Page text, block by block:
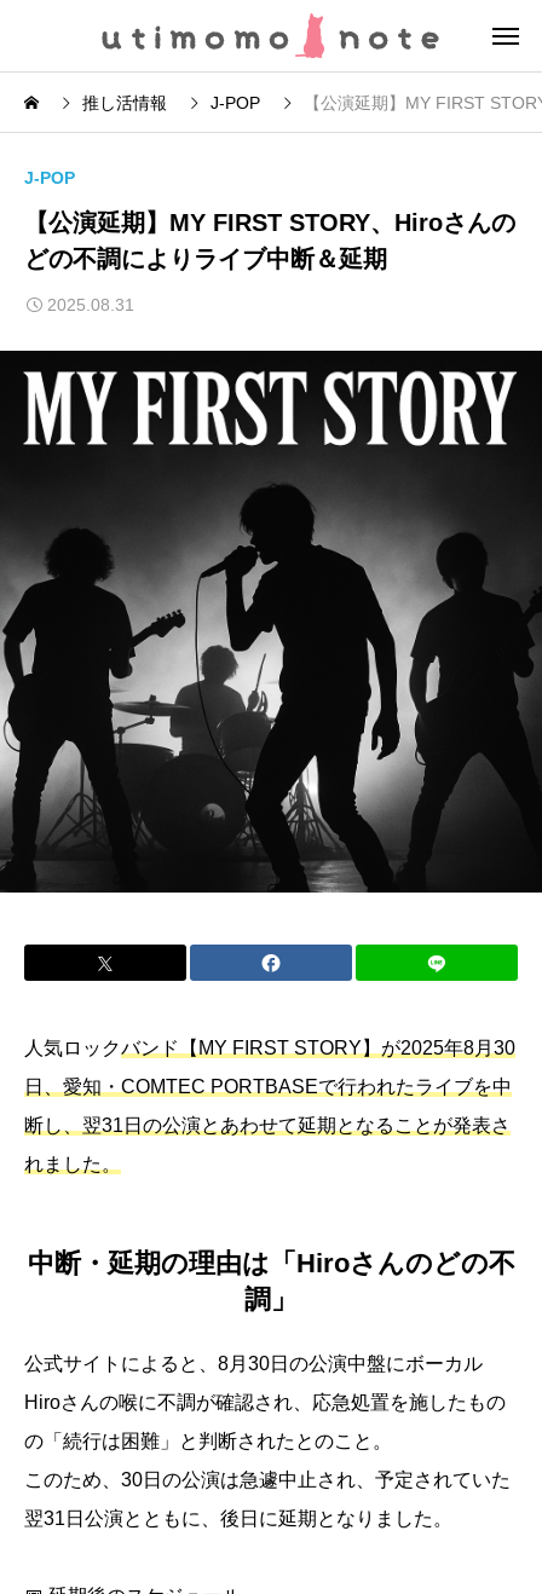
推し活情報 J-POP 【公演延期】MY FIRST
J-POP
【公演延期】MY FIRST STORY、Hiroさんの
どの不調によりライブ中断＆延期
2025.08.31
人気ロックバンド【MY FIRST STORY】が2025年8月30
日、愛知・COMTEC PORTBASEで行われたライブを中
断し、翌31日の公演とあわせて延期となることが発表さ
れました。
中断・延期の理由は「Hiroさんのどの不
調」
公式サイトによると、8月30日の公演中盤にボーカル
Hiroさんの喉に不調が確認され、応急処置を施したもの
の「続行は困難」と判断されたとのこと。
このため、30日の公演は急遽中止され、予定されていた
翌31日公演とともに、後日に延期となりました。